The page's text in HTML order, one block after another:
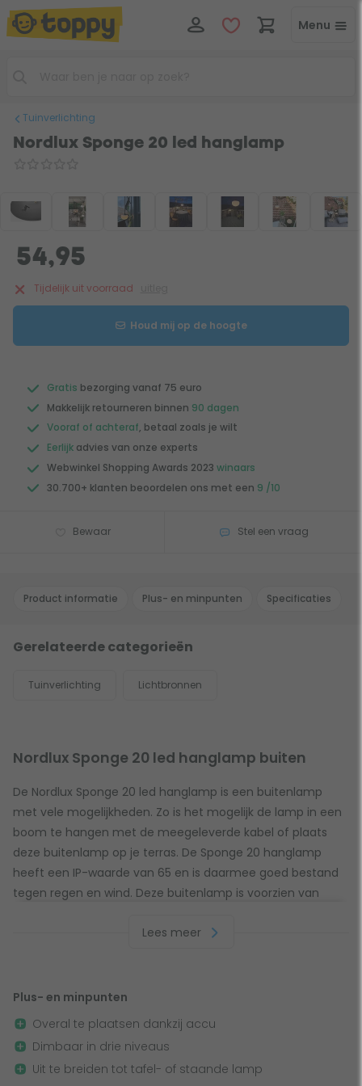
Menu
Tuinverlichting
Nordlux Sponge 20 led hanglamp
54,95
Tijdelijk uit voorraad
Houd mij op de hoogte
Gratis bezorging vanaf 75 euro
Makkelijk retourneren binnen 90 dagen
Vooraf of achteraf, betaal zoals je wilt
Eerlijk advies van onze experts
Webwinkel Shopping Awards 2023 winaars
30.700+ klanten beoordelen ons met een 9 /10
Bewaar Stel een vraag
Product informatie Plus- en minpunten Specificaties
Gerelateerde categorieën
Tuinverlichting Lichtbronnen
Nordlux Sponge 20 led hanglamp buiten
De Nordlux Sponge 20 led hanglamp is een buitenlamp
met vele mogelijkheden. Zo is het mogelijk de lamp in een
boom te hangen met de meegeleverde kabel of plaats
deze buitenlamp op je terras. De Sponge 20 hanglamp
heeft een IP-waarde van 65 en is daarmee goed bestand
tegen regen en wind. Deze buitenlamp is voorzien van
licht af wat zorgt voor een decoratieve maar goede
Buitenlamp met accu
Deze Nordlux hanglamp kan op elke gewenste plek
geplaatst worden dankzij de ingebouwde batterij.
Daarnaast is de lichtsterkte eenvoudig in te stellen op drie
Lees meer
Plus- en minpunten
Overal te plaatsen dankzij accu
Dimbaar in drie niveaus
Uit te breiden tot tafel- of staande lamp